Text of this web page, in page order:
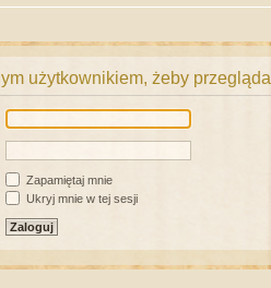
użytkownikiem, żeby
Zapamiętaj mnie
Ukryj mnie w tej sesji